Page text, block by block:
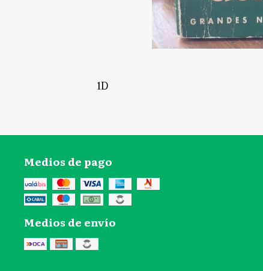
1D
Medios de pago
Medios de envío